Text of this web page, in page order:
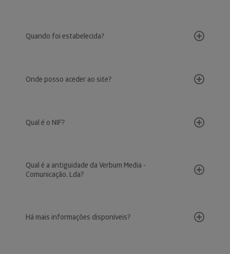
Quando foi estabelecida?
Onde posso aceder ao site?
Qual é o NIF?
Qual é a antiguidade da Verbum Media -
Comunicação, Lda?
Há mais informações disponíveis?